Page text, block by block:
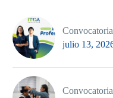
julio 13,